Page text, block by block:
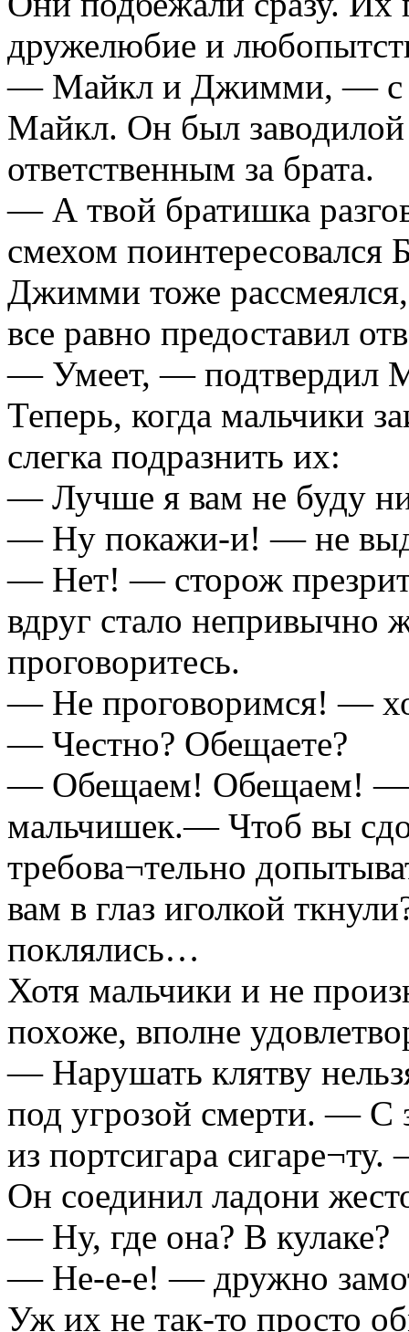
дружелюбие и
— Майкл и Джимми, — с
Майкл. Он был заводилой
ответственным за брата.
— А твой братишка
смехом поинтересовался
Джимми тоже
все равно предоставил
— Умеет, — подтвердил
Теперь, когда мальчики
слегка подразнить их:
— Лучше я вам не буду
— Ну покажи-и! — не
— Нет! — сторож
вдруг стало
проговоритесь.
— Не проговоримся! —
— Честно? Обещаете?
— Обещаем! Обещаем! —
мальчишек.— Чтоб вы
требова¬тельно
вам в глаз иголкой
поклялись…
Хотя мальчики и не
похоже, вполне
— Нарушать клятву
под угрозой смерти. — С
из портсигара
Он соединил ладони
— Ну, где она? В кулаке?
— Не-е-е! — дружно
Уж их не так-то просто